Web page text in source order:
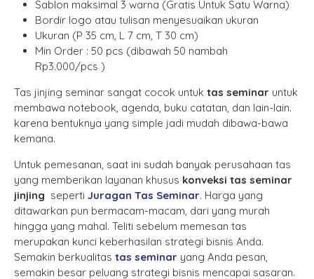
Sablon maksimal 3 warna (Gratis Untuk Satu Warna)
Bordir logo atau tulisan menyesuaikan ukuran
Ukuran (P 35 cm, L 7 cm, T 30 cm)
Min Order : 50 pcs (dibawah 50 nambah
Rp3.000/pcs )
Tas jinjing seminar sangat cocok untuk tas seminar untuk
membawa notebook, agenda, buku catatan, dan lain-lain.
karena bentuknya yang simple jadi mudah dibawa-bawa
kemana.
Untuk pemesanan, saat ini sudah banyak perusahaan tas
yang memberikan layanan khusus konveksi tas seminar
jinjing seperti Juragan Tas Seminar. Harga yang
ditawarkan pun bermacam-macam, dari yang murah
hingga yang mahal. Teliti sebelum memesan tas
merupakan kunci keberhasilan strategi bisnis Anda.
Semakin berkualitas tas seminar yang Anda pesan,
semakin besar peluang strategi bisnis mencapai sasaran.